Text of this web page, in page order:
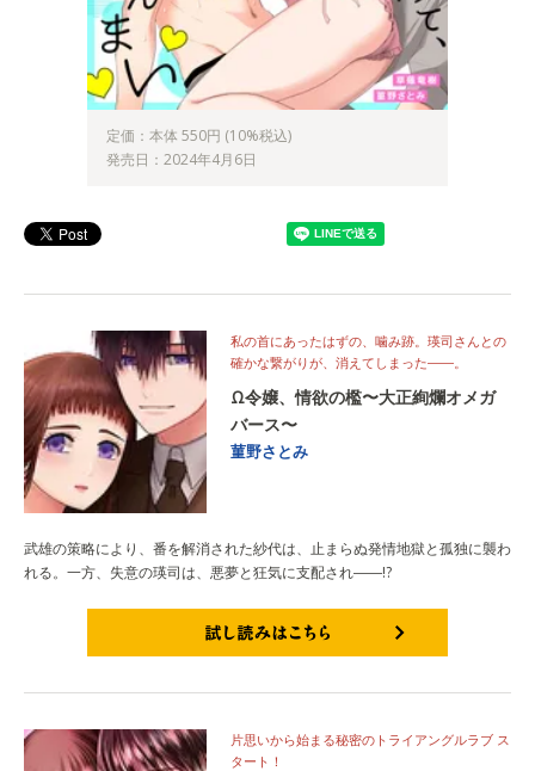
定価：本体 550円 (10%税込)
発売日：2024年4月6日
私の首にあったはずの、噛み跡。瑛司さんとの
確かな繋がりが、消えてしまった――。
Ω令嬢、情欲の檻〜大正絢爛オメガ
バース〜
菫野さとみ
武雄の策略により、番を解消された紗代は、止まらぬ発情地獄と孤独に襲わ
れる。一方、失意の瑛司は、悪夢と狂気に支配され――!?
片思いから始まる秘密のトライアングルラブ ス
タート！